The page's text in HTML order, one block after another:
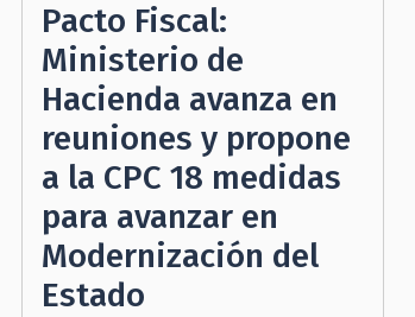
Pacto Fiscal:
Ministerio de
Hacienda avanza en
reuniones y propone
a la CPC 18 medidas
para avanzar en
Modernización del
Estado